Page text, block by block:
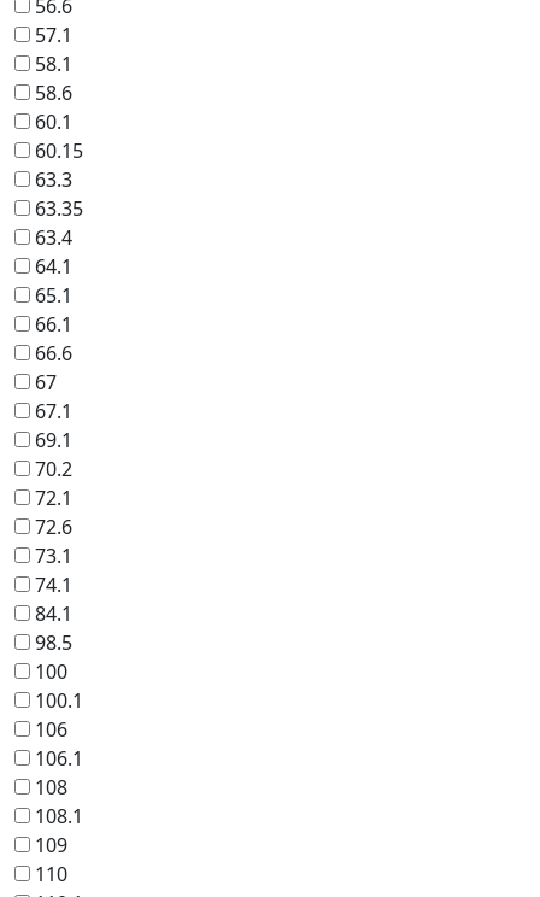
56.6
57.1
58.1
58.6
60.1
60.15
63.3
63.35
63.4
64.1
65.1
66.1
66.6
67
67.1
69.1
70.2
72.1
72.6
73.1
74.1
84.1
98.5
100
100.1
106
106.1
108
108.1
109
110